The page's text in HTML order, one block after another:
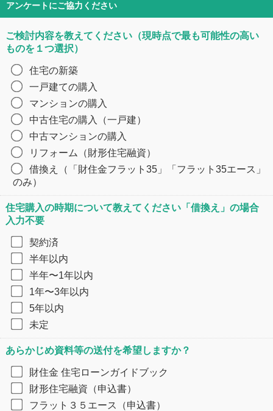
アンケートにご協力ください
ご検討内容を教えてください（現時点で最も可能性の高い
ものを１つ選択）
住宅の新築
一戸建ての購入
マンションの購入
中古住宅の購入（一戸建）
中古マンションの購入
リフォーム（財形住宅融資）
借換え（「財住金フラット35」「フラット35エース」
のみ）
住宅購入の時期について教えてください「借換え」の場合
入力不要
契約済
半年以内
半年〜1年以内
1年〜3年以内
5年以内
未定
あらかじめ資料等の送付を希望しますか？​
財住金 住宅ローンガイドブック
財形住宅融資（申込書）
フラット３５エース（申込書）